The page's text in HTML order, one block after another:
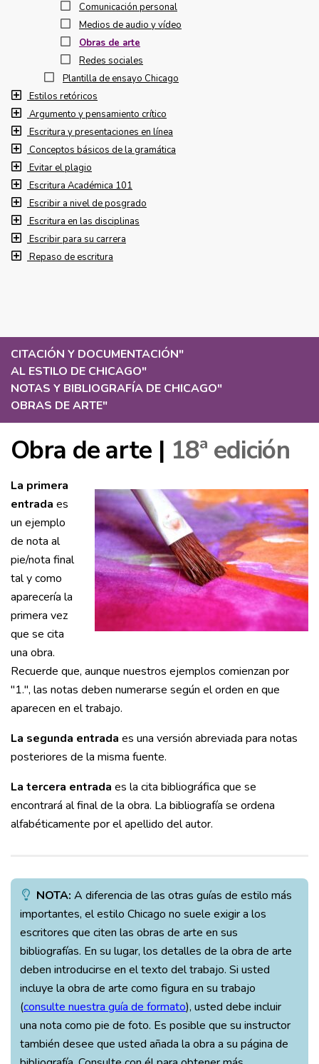
CITACIÓN Y DOCUMENTACIÓN"
AL ESTILO DE CHICAGO"
NOTAS Y BIBLIOGRAFÍA DE CHICAGO"
OBRAS DE ARTE"
Obra de arte | 18ª edición
La primera
entrada es
un ejemplo
de nota al
pie/nota final
tal y como
aparecería la
primera vez
que se cita
una obra.
Recuerde que, aunque nuestros ejemplos comienzan por
"1.", las notas deben numerarse según el orden en que
aparecen en el trabajo.
La segunda entrada es una versión abreviada para notas
posteriores de la misma fuente.
La tercera entrada es la cita bibliográfica que se
encontrará al final de la obra. La bibliografía se ordena
alfabéticamente por el apellido del autor.
NOTA: A diferencia de las otras guías de estilo más
importantes, el estilo Chicago no suele exigir a los
escritores que citen las obras de arte en sus
bibliografías. En su lugar, los detalles de la obra de arte
deben introducirse en el texto del trabajo. Si usted
incluye la obra de arte como figura en su trabajo
(consulte nuestra guía de formato), usted debe incluir
una nota como pie de foto. Es posible que su instructor
también desee que usted añada la obra a su página de
Comunicación personal
Medios de audio y vídeo
Obras de arte
Redes sociales
Plantilla de ensayo Chicago
Estilos retóricos
Argumento y pensamiento crítico
Escritura y presentaciones en línea
Conceptos básicos de la gramática
Evitar el plagio
Escritura Académica 101
Escribir a nivel de posgrado
Escritura en las disciplinas
Escribir para su carrera
Repaso de escritura